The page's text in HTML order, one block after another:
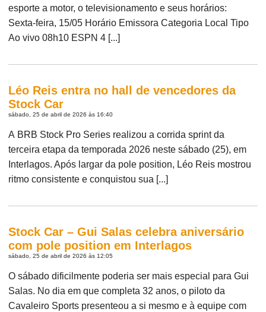
esporte a motor, o televisionamento e seus horários:
Sexta-feira, 15/05 Horário Emissora Categoria Local Tipo
Ao vivo 08h10 ESPN 4 [...]
Léo Reis entra no hall de vencedores da
Stock Car
sábado, 25 de abril de 2026 às 16:40
A BRB Stock Pro Series realizou a corrida sprint da
terceira etapa da temporada 2026 neste sábado (25), em
Interlagos. Após largar da pole position, Léo Reis mostrou
ritmo consistente e conquistou sua [...]
Stock Car – Gui Salas celebra aniversário
com pole position em Interlagos
sábado, 25 de abril de 2026 às 12:05
O sábado dificilmente poderia ser mais especial para Gui
Salas. No dia em que completa 32 anos, o piloto da
Cavaleiro Sports presenteou a si mesmo e à equipe com